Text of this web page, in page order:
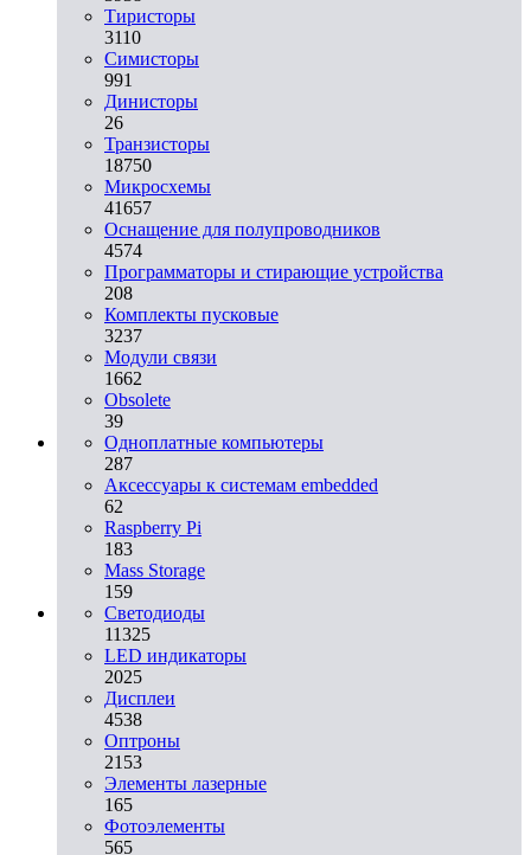
Тиристоры
3110
Симисторы
991
Динисторы
26
Транзисторы
18750
Микросхемы
41657
Оснащение для полупроводников
4574
Программаторы и стирающие устройства
208
Комплекты пусковые
3237
Модули связи
1662
Obsolete
39
Одноплатные компьютеры
287
Аксессуары к системам embedded
62
Raspberry Pi
183
Mass Storage
159
Светодиоды
11325
LED индикаторы
2025
Дисплеи
4538
Оптроны
2153
Элементы лазерные
165
Фотоэлементы
565